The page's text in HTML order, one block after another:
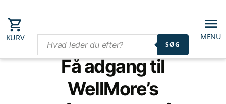
SØG
KURV MENU
Få adgang til
WellMore’s